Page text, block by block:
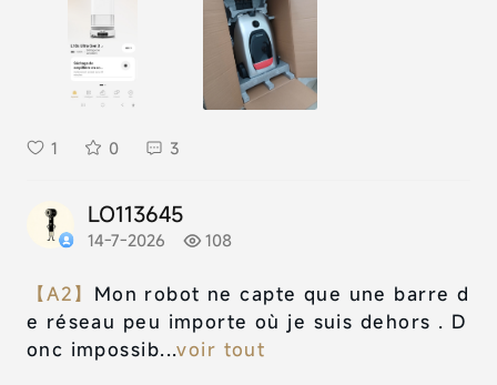
1 0 3
LO113645
14-7-2026 108
【A2】 Mon robot ne capte que une barre d
e réseau peu importe où je suis dehors . D
onc impossib...voir tout